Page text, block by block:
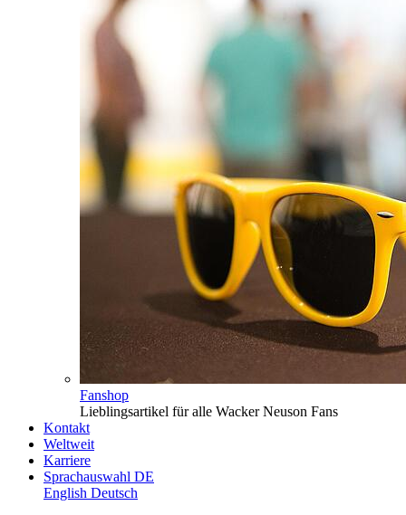
Fanshop
Lieblingsartikel für alle Wacker Neuson Fans
Kontakt
Weltweit
Karriere
Sprachauswahl DE
English Deutsch